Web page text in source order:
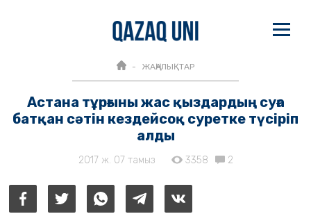
ЖАҢАЛЫҚТАР
Астана тұрғыны жас қыздардың суға
батқан сәтін кездейсоқ суретке түсіріп
алды
2017 ж. 07 тамыз 3358 2